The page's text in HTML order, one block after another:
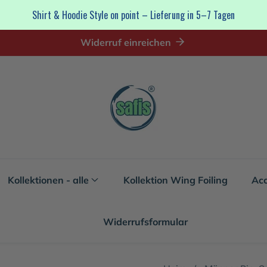
Shirt & Hoodie Style on point – Lieferung in 5–7 Tagen
Widerruf einreichen
Kollektionen - alle Kollektion Wing Foiling
Widerrufsformular